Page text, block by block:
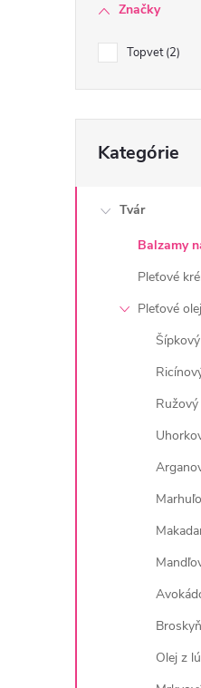
a
n
e
Značky
Topvet 2
kategórie
Kategórie
Tvár
Balzamy
Pleťové
Pleťové
Olej z